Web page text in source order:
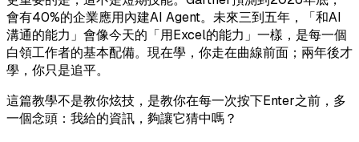
會有40%的企業應用內建AI Agent。未來三到五年，「和AI
溝通的能力」會像今天的「用Excel的能力」一樣，是每一個
白領工作者的基本配備。現在學，你走在曲線前面；兩年後才
學，你只是追平。
這篇教學不是教你炫技，是教你在每一次按下Enter之前，多
一個念頭：我給的資訊，夠讓它猜中嗎？